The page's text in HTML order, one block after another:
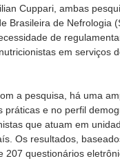
Cuppari, ambas
Brasileira de Nefrologia
de
em serviços
a pesquisa, há uma
práticas e no perfil
que atuam em
Os resultados,
207 questionários